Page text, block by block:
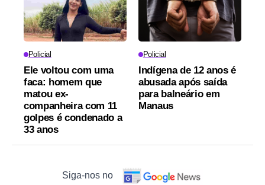
Policial
Ele voltou com uma
faca: homem que
matou ex-
companheira com 11
golpes é condenado a
33 anos
Policial
Indígena de 12 anos é
abusada após saída
para balneário em
Manaus
Siga-nos no